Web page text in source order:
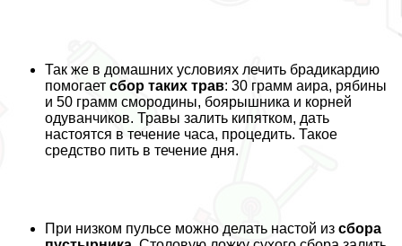
Так же в домашних условиях лечить брадикардию
помогает сбор таких трав: 30 грамм аира, рябины
и 50 грамм смородины, боярышника и корней
одуванчиков. Травы залить кипятком, дать
настоятся в течение часа, процедить. Такое
средство пить в течение дня.
При низком пульсе можно делать настой из сбора